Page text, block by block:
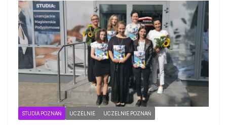
STUDIA POZNAŃ UCZELNIE UCZELNIE POZNAŃ